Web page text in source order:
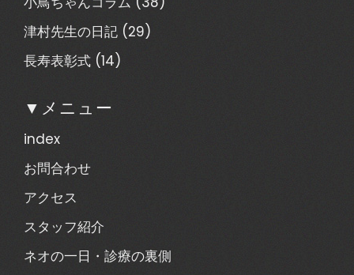
津村先生の日記 (29)
長寿表彰式 (14)
▼メニュー
index
お問合わせ
アクセス
スタッフ紹介
ネオの一日・診療の裏側